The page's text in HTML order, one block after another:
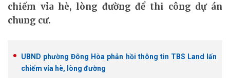
chiếm vỉa hè, lòng đường để thi công dự án
chung cư.
UBND phường Đông Hòa phản hồi thông tin TBS Land lấn
chiếm vỉa hè, lòng đường